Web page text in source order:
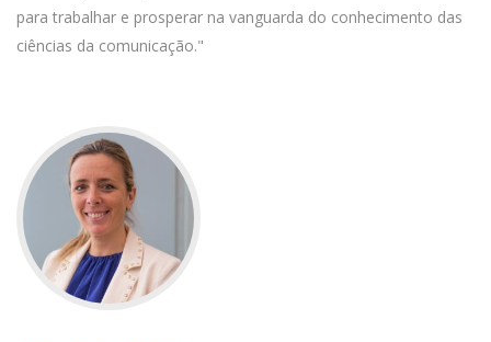
para trabalhar e prosperar na vanguarda do conhecimento das
ciências da comunicação."